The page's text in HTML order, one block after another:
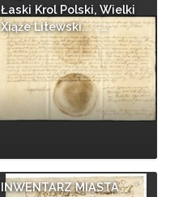
Łaski Krol Polski, Wielki
Xiąże Litewski... : …
INWENTARZ MIASTA